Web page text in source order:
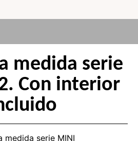
medida serie
Con interior
medida serie MINI